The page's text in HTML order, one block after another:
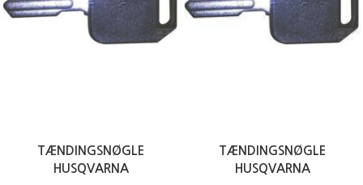
TÆNDINGSNØGLE
HUSQVARNA
TÆNDINGSNØGLE
HUSQVARNA